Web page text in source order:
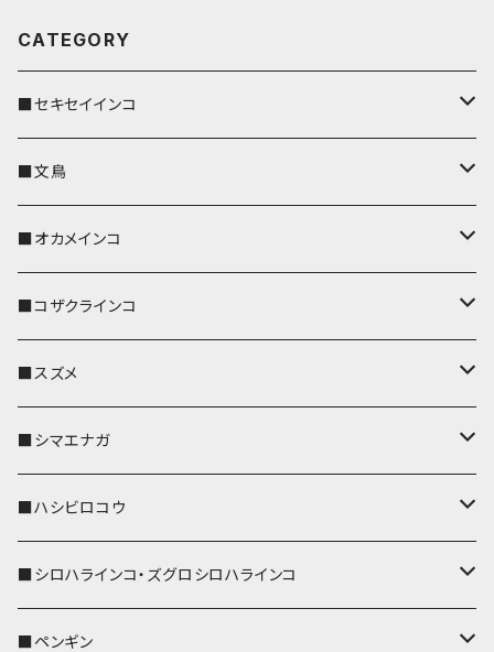
CATEGORY
■セキセイインコ
キーカバー
キーホルダー
パスケース
リール付きストラップ
リールのみ
ストラップ付
IDカードホルダー
キーケース
名刺入れ・カードケース
コインケース
■文鳥
キーカバー
キーホルダー
パスケース
リール付きストラップ
リールのみ
ストラップ付
キーケース
名刺入れ・カードケース
メガネケース
■オカメインコ
キーカバー
キーホルダー
パスケース
IDカードホルダー
リール付きストラップ
リールのみ
キーケース
■コザクラインコ
キーカバー
キーホルダー
パスケース
リール付きストラップ
リールのみ
メガネケース
■スズメ
キーカバー
キーホルダー
パスケース
リール付きストラップ
■シマエナガ
キーカバー
キーホルダー
パスケース
■ハシビロコウ
キーカバー
キーホルダー
■シロハラインコ・ズグロシロハラインコ
キーカバー
■ペンギン